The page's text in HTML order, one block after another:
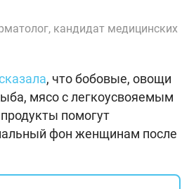
кандидат медицинских
, что бобовые, овощи
мясо с легкоусвояемым
помогут
фон женщинам после